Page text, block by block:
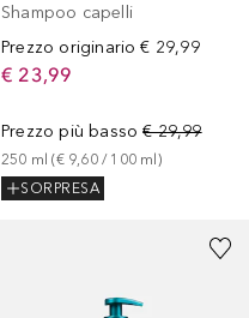
Shampoo capelli
Prezzo originario € 29,99
€ 23,99
Prezzo più basso € 29,99
250 ml (€ 9,60 / 100 ml )
SORPRESA